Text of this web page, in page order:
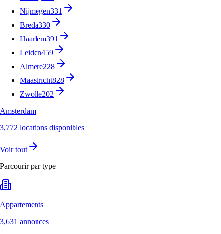
Nijmegen331
Breda330
Haarlem391
Leiden459
Almere228
Maastricht828
Zwolle202
Amsterdam
3,772 locations disponibles
Voir tout
Parcourir par type
Appartements
3,631 annonces